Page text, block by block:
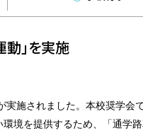
」を実施
施されました。本校奨学
境を提供するため、「通学